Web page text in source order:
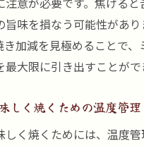
旨味を損なう可能性があ
き加減を見極めることで
大限に引き出すことがで
しく焼くための温度管理
しく焼くためには、温度